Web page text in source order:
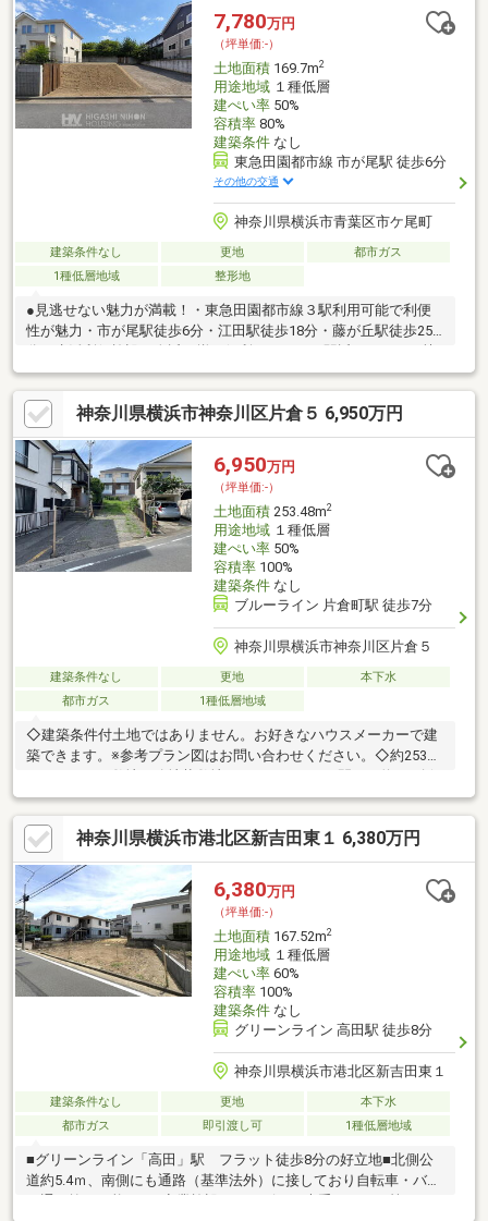
き、お問い合わせ物件のご案内のみを承ります。休日のちょっと
した隙間時間を有効活用♪お仕事帰りにもお気軽にお立ち寄りくだ
さい。(2)30分コース（リモート対応）ご指定の時間に担当
7,780万円
（坪単価:-）
土地面積169.7m2
用途地域１種低層
建ぺい率50%
容積率80%
建築条件なし
東急田園都市線 市が尾駅 徒歩6分
その他の交通
神奈川県横浜市青葉区市ケ尾町
建築条件なし 更地
都市ガス
1種低層地域
整形地
●見逃せない魅力が満載！・東急田園都市線３駅利用可能で利便
性が魅力・市が尾駅徒歩6分・江田駅徒歩18分・藤が丘駅徒歩25
適な暮らし・子育て世帯にも嬉しい教育施設が充実建築条件なし
土地とはハウスメーカーが指定されていない「土地」のことを指
します。制限がないためお好きなハウスメーカーを選択し、間取
りやデザインも自由に設計することができます。ご予算に合わせ
て選択できます。●・・・○・・・●・・・○◇キッズコーナー完備
◇提携駐車場あり◇ご来店プレゼントあり◇■お問い合わせは、
お気軽に東日本ハウジングまで■
神奈川県横浜市神奈川区片倉５ 6,950万円
6,950万円
（坪単価:-）
土地面積253.48m2
用途地域１種低層
建ぺい率50%
容積率100%
建築条件なし
ブルーライン 片倉町駅 徒歩7分
神奈川県横浜市神奈川区片倉５
建築条件なし 更地
本下水
都市ガス
1種低層地域
◇建築条件付土地ではありません。お好きなハウスメーカーで建
築できます。※参考プラン図はお問い合わせください。◇約253㎡
されているため、路地部分を庭や複数台分の駐車スペースとして
活用するなど、多様なプランをご検討いただけます。◇南向き
で、敷地奥がひな壇状に高くなっているため、陽当たり良好。建
物部分のプライバシーが保たれるとともに開放感のある土地で
す。◇横浜市営地下鉄ブルーライン「片倉町」駅まで徒歩7分。
横浜駅まで3駅、新横浜駅まで2駅と通勤・通学に便利です。◇保
土ヶ谷インターチェンジへの利便性が高く、休日のお出かけにも
便利です。
神奈川県横浜市港北区新吉田東１ 6,380万円
6,380万円
（坪単価:-）
土地面積167.52m2
用途地域１種低層
建ぺい率60%
容積率100%
建築条件なし
グリーンライン 高田駅 徒歩8分
神奈川県横浜市港北区新吉田東１
建築条件なし 更地
本下水
都市ガス
即引渡し可 1種低層地域
■グリーンライン「高田」駅 フラット徒歩8分の好立地■北側公
道約5.4ｍ、南側にも通路（基準法外）に接しており自転車・バイ